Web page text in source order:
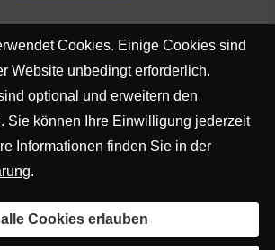
Cookies. Einige Cookies sind
Website unbedingt erforderlich.
optional und erweitern den
Sie können Ihre Einwilligung jederzeit
Informationen finden Sie in der
.
alle Cookies erlauben